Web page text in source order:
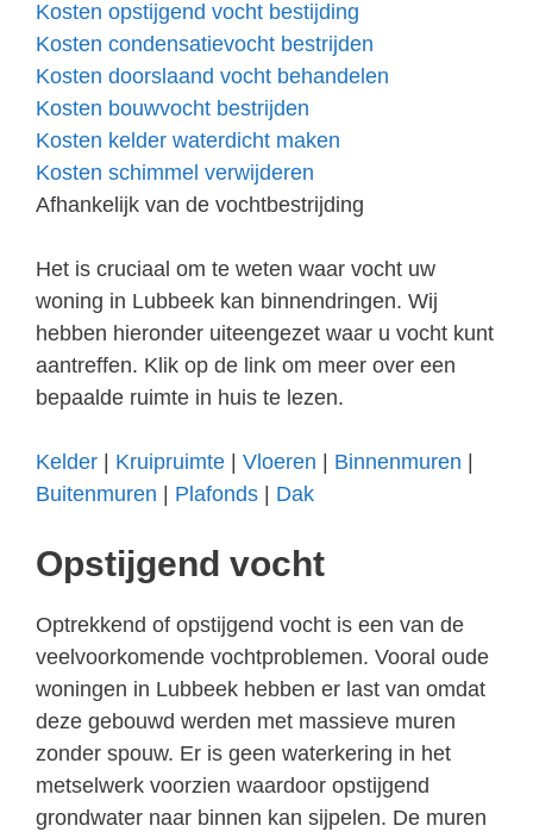
Kosten opstijgend vocht bestijding
Kosten condensatievocht bestrijden
Kosten doorslaand vocht behandelen
Kosten bouwvocht bestrijden
Kosten kelder waterdicht maken
Kosten schimmel verwijderen
Afhankelijk van de vochtbestrijding
Het is cruciaal om te weten waar vocht uw
woning in Lubbeek kan binnendringen. Wij
hebben hieronder uiteengezet waar u vocht kunt
aantreffen. Klik op de link om meer over een
bepaalde ruimte in huis te lezen.
Kelder Kruipruimte Vloeren Binnenmuren
Buitenmuren
Plafonds Dak
Opstijgend vocht
Optrekkend of opstijgend vocht is een van de
veelvoorkomende vochtproblemen. Vooral oude
woningen in Lubbeek hebben er last van omdat
deze gebouwd werden met massieve muren
zonder spouw. Er is geen waterkering in het
metselwerk voorzien waardoor opstijgend
grondwater naar binnen kan sijpelen. De muren